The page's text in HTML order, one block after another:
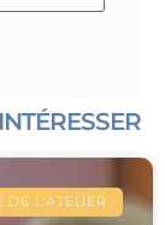
DE L'ATELIER